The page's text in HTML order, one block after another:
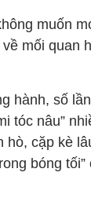
muốn
mối quan
hành, số
tóc nâu”
hò, cặp kè
bóng